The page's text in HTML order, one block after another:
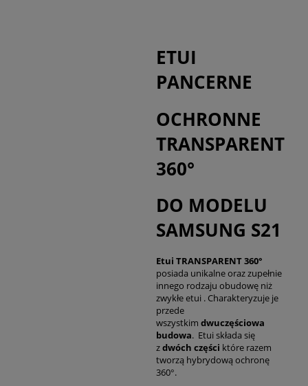
ETUI
PANCERNE
OCHRONNE
TRANSPARENT
360°
DO MODELU
SAMSUNG S21
Etui TRANSPARENT 360°
posiada unikalne oraz zupełnie
innego rodzaju obudowę niż
zwykłe etui . Charakteryzuje je
przede
wszystkim dwuczęściowa
budowa. Etui składa się
zdwóch części które razem
tworzą hybrydową ochronę
360°.